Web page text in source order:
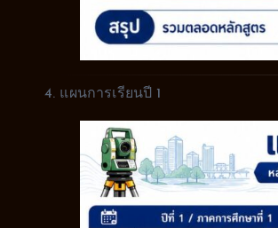
4. แผนการเรียนปี 1